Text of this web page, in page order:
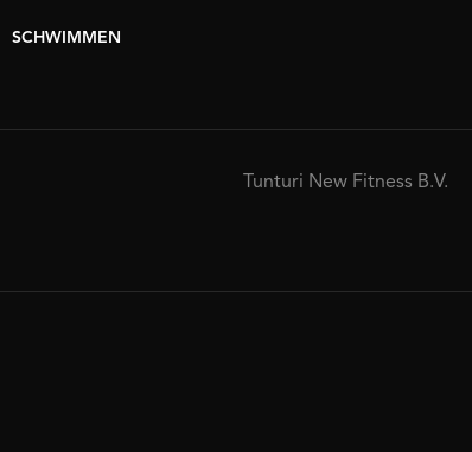
SCHWIMMEN
Tunturi New Fitness B.V.